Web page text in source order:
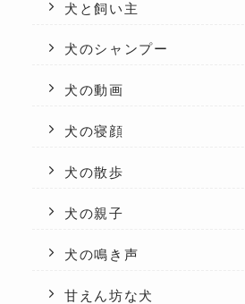
犬と飼い主
犬のシャンプー
犬の動画
犬の寝顔
犬の散歩
犬の親子
犬の鳴き声
甘えん坊な犬